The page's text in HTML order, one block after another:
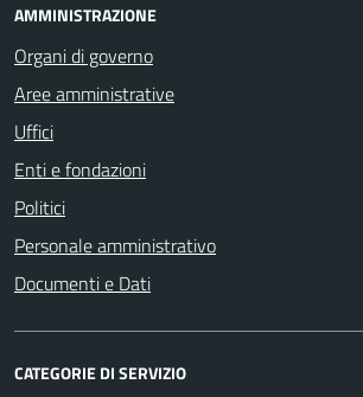
AMMINISTRAZIONE
Organi di governo
Aree amministrative
Uffici
Enti e fondazioni
Politici
Personale amministrativo
Documenti e Dati
CATEGORIE DI SERVIZIO